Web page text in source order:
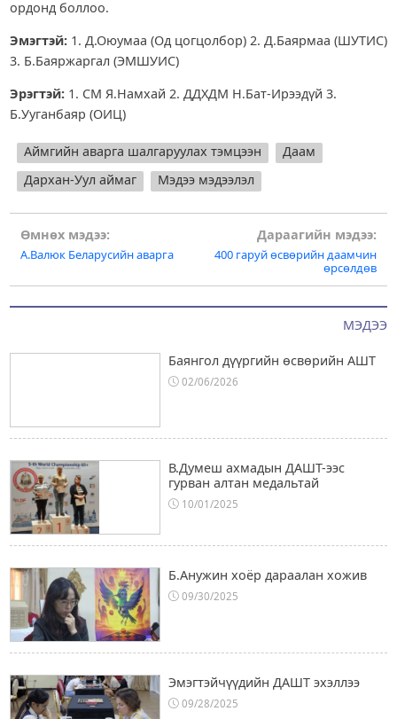
МЭДЭЭ
Баянгол дүүргийн өсвөрийн АШТ
02/06/2026
В.Думеш ахмадын ДАШТ-ээс
гурван алтан медальтай
10/01/2025
Б.Анужин хоёр дараалан хожив
09/30/2025
Эмэгтэйчүүдийн ДАШТ эхэллээ
09/28/2025
ордонд боллоо.
Эмэгтэй:1. Д.Оюумаа (Од цогцолбор) 2. Д.Баярмаа (ШУТИС)
3. Б.Баяржаргал (ЭМШУИС)
Эрэгтэй:1. СМ Я.Намхай 2. ДДХДМ Н.Бат-Ирээдүй 3.
Б.Ууганбаяр (ОИЦ)
Аймгийн аварга шалгаруулах тэмцээн
Даам
Дархан-Уул аймаг
Мэдээ мэдээлэл
Post
navigation
Өмнөх мэдээ:
А.Валюк Беларусийн аварга
Дараагийн мэдээ:
400 гаруй өсвөрийн даамчин
өрсөлдөв